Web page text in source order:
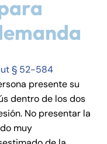
§ 52-584
presente su
dentro de los dos
No presentar la
muy